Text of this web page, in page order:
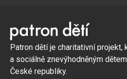
Patron dětí je charitativní projekt,
a sociálně znevýhodněným
České republiky.